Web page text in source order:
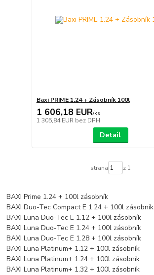
Baxi PRIME 1.24 + Zásobník 100l
1 606,18 EUR/ks
1 305,84 EUR bez DPH
Detail
strana z 1
BAXI Prime 1.24 + 100l zásobník
BAXI Duo-Tec Compact E 1.24 + 100l zásobník
BAXI Luna Duo-Tec E 1.12 + 100l zásobník
BAXI Luna Duo-Tec E 1.24 + 100l zásobník
BAXI Luna Duo-Tec E 1.28 + 100l zásobník
BAXI Luna Platinum+ 1.12 + 100l zásobník
BAXI Luna Platinum+ 1.24 + 100l zásobník
BAXI Luna Platinum+ 1.32 + 100l zásobník